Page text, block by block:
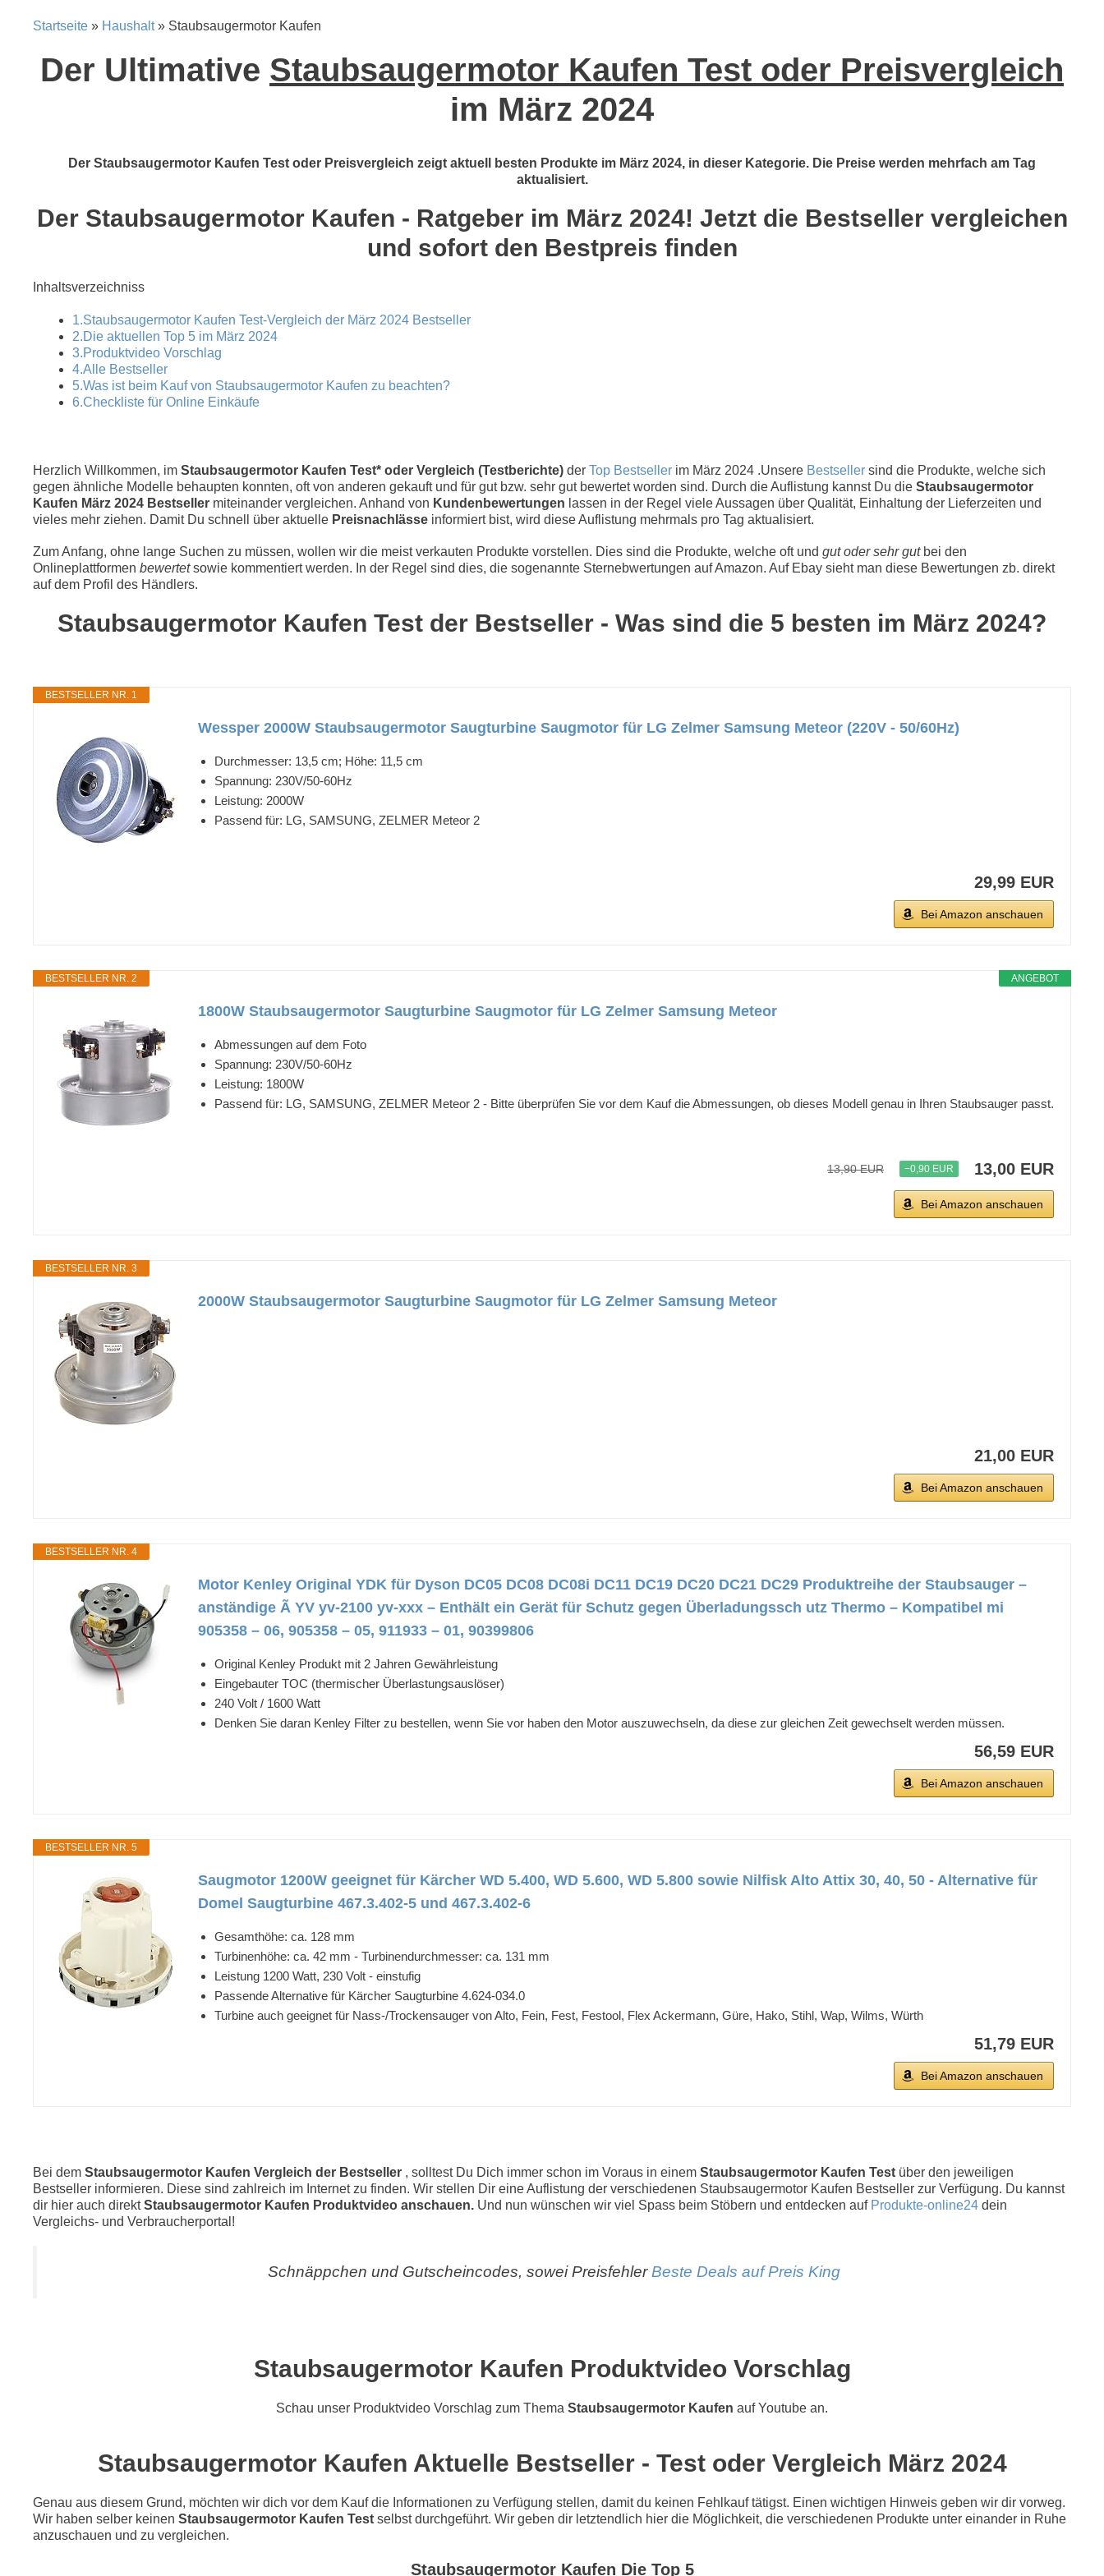
Startseite » Haushalt» Staubsaugermotor Kaufen
Der Ultimative Staubsaugermotor Kaufen Test oder Preisvergleich
im März 2024
Der Staubsaugermotor Kaufen Test oder Preisvergleich zeigt aktuell besten Produkte im März 2024, in dieser Kategorie. Die Preise werden mehrfach am Tag
aktualisiert.
Der Staubsaugermotor Kaufen - Ratgeber im März 2024! Jetzt die Bestseller vergleichen
und sofort den Bestpreis finden
Inhaltsverzeichniss
1.Staubsaugermotor Kaufen Test-Vergleich der März 2024 Bestseller
2.Die aktuellen Top 5 im März 2024
3.Produktvideo Vorschlag
4.Alle Bestseller
5.Was ist beim Kauf von Staubsaugermotor Kaufen zu beachten?
6.Checkliste für Online Einkäufe
Herzlich Willkommen, im Staubsaugermotor Kaufen Test* oder Vergleich (Testberichte) der Top Bestseller im März 2024 .Unsere Bestseller sind die Produkte, welche sich
gegen ähnliche Modelle behaupten konnten, oft von anderen gekauft und für gut bzw. sehr gut bewertet worden sind. Durch die Auflistung kannst Du die Staubsaugermotor
Kaufen März 2024 Bestseller miteinander vergleichen. Anhand von Kundenbewertungen lassen in der Regel viele Aussagen über Qualität, Einhaltung der Lieferzeiten und
vieles mehr ziehen. Damit Du schnell über aktuelle Preisnachlässe informiert bist, wird diese Auflistung mehrmals pro Tag aktualisiert.
Zum Anfang, ohne lange Suchen zu müssen, wollen wir die meist verkauten Produkte vorstellen. Dies sind die Produkte, welche oft und gut oder sehr gutbei den
Onlineplattformen bewertetsowie kommentiert werden. In der Regel sind dies, die sogenannte Sternebwertungen auf Amazon. Auf Ebay sieht man diese Bewertungen zb. direkt
auf dem Profil des Händlers.
Staubsaugermotor Kaufen Test der Bestseller - Was sind die 5 besten im März 2024?
BESTSELLER NR. 1
Wessper 2000W Staubsaugermotor Saugturbine Saugmotor für LG Zelmer Samsung Meteor (220V - 50/60Hz)
Durchmesser: 13,5 cm; Höhe: 11,5 cm
Spannung: 230V/50-60Hz
Leistung: 2000W
Passend für: LG, SAMSUNG, ZELMER Meteor 2
29,99 EUR
Bei Amazon anschauen
ANGEBOT
BESTSELLER NR. 2
1800W Staubsaugermotor Saugturbine Saugmotor für LG Zelmer Samsung Meteor
Abmessungen auf dem Foto
Spannung: 230V/50-60Hz
Leistung: 1800W
Passend für: LG, SAMSUNG, ZELMER Meteor 2 - Bitte überprüfen Sie vor dem Kauf die Abmessungen, ob dieses Modell genau in Ihren Staubsauger passt.
13,90 EUR −0,90 EUR 13,00 EUR
Bei Amazon anschauen
BESTSELLER NR. 3
2000W Staubsaugermotor Saugturbine Saugmotor für LG Zelmer Samsung Meteor
21,00 EUR
Bei Amazon anschauen
BESTSELLER NR. 4
Motor Kenley Original YDK für Dyson DC05 DC08 DC08i DC11 DC19 DC20 DC21 DC29 Produktreihe der Staubsauger –
anständige Ã YV yv-2100 yv-xxx – Enthält ein Gerät für Schutz gegen Überladungssch utz Thermo – Kompatibel mi
905358 – 06, 905358 – 05, 911933 – 01, 90399806
Original Kenley Produkt mit 2 Jahren Gewährleistung
Eingebauter TOC (thermischer Überlastungsauslöser)
240 Volt / 1600 Watt
Denken Sie daran Kenley Filter zu bestellen, wenn Sie vor haben den Motor auszuwechseln, da diese zur gleichen Zeit gewechselt werden müssen.
56,59 EUR
Bei Amazon anschauen
BESTSELLER NR. 5
Saugmotor 1200W geeignet für Kärcher WD 5.400, WD 5.600, WD 5.800 sowie Nilfisk Alto Attix 30, 40, 50 - Alternative für
Domel Saugturbine 467.3.402-5 und 467.3.402-6
Gesamthöhe: ca. 128 mm
Turbinenhöhe: ca. 42 mm - Turbinendurchmesser: ca. 131 mm
Leistung 1200 Watt, 230 Volt - einstufig
Passende Alternative für Kärcher Saugturbine 4.624-034.0
Turbine auch geeignet für Nass-/Trockensauger von Alto, Fein, Fest, Festool, Flex Ackermann, Güre, Hako, Stihl, Wap, Wilms, Würth
51,79 EUR
Bei Amazon anschauen
Bei dem Staubsaugermotor Kaufen Vergleich der Bestseller , solltest Du Dich immer schon im Voraus in einem Staubsaugermotor Kaufen Test über den jeweiligen
Bestseller informieren. Diese sind zahlreich im Internet zu finden. Wir stellen Dir eine Auflistung der verschiedenen Staubsaugermotor Kaufen Bestseller zur Verfügung. Du kannst
dir hier auch direktStaubsaugermotor Kaufen Produktvideo anschauen. Und nun wünschen wir viel Spass beim Stöbern und entdecken auf Produkte-online24 dein
Vergleichs- und Verbraucherportal!
Schnäppchen und Gutscheincodes, sowei Preisfehler Beste Deals auf Preis King
Staubsaugermotor Kaufen Produktvideo Vorschlag
Schau unser Produktvideo Vorschlag zum Thema Staubsaugermotor Kaufen auf Youtube an.
Staubsaugermotor Kaufen Aktuelle Bestseller - Test oder Vergleich März 2024
Genau aus diesem Grund, möchten wir dich vor dem Kauf die Informationen zu Verfügung stellen, damit du keinen Fehlkauf tätigst. Einen wichtigen Hinweis geben wir dir vorweg.
Wir haben selber keinen Staubsaugermotor Kaufen Test selbst durchgeführt. Wir geben dir letztendlich hier die Möglichkeit, die verschiedenen Produkte unter einander in Ruhe
anzuschauen und zu vergleichen.
Staubsaugermotor Kaufen Die Top 5